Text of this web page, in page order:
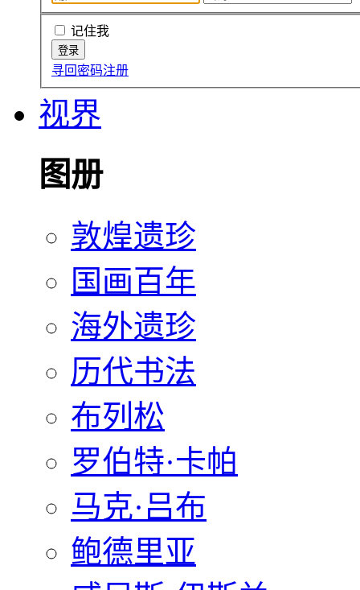
记住我
寻回密码注册
视界
图册
敦煌遗珍
国画百年
海外遗珍
历代书法
布列松
罗伯特·卡帕
马克·吕布
鲍德里亚